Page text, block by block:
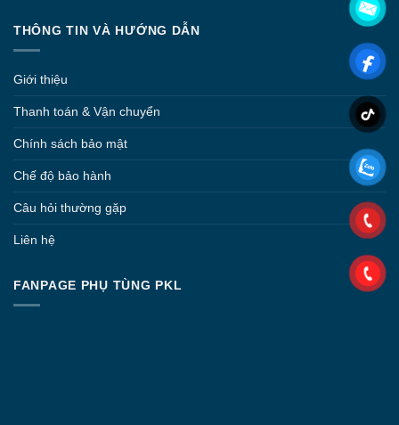
THÔNG TIN VÀ HƯỚNG DẪN
Giới thiệu
Thanh toán & Vận chuyển
Chính sách bảo mật
Chế độ bảo hành
Câu hỏi thường gặp
Liên hệ
FANPAGE PHỤ TÙNG PKL